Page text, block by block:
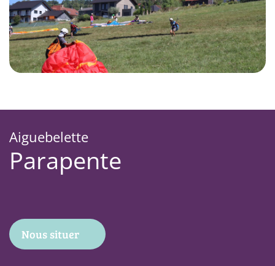
Aiguebelette
Parapente
Nous situer